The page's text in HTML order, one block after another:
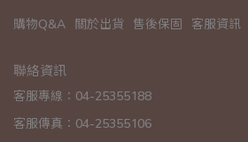
購物Q&A 關於出貨 售後保固 客服資訊
聯絡資訊
客服專線：04-25355188
客服傳真：04-25355106